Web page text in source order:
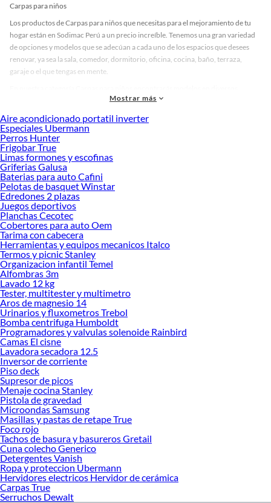
Carpas para niños
Los productos de Carpas para niños que necesitas para el mejoramiento de tu
hogar están en Sodimac Perú a un precio increíble. Tenemos una gran variedad
de opciones y modelos que se adecúan a cada uno de los espacios que desees
renovar, ya sea la sala, comedor, dormitorio, oficina, cocina, baño, terraza,
garaje o el que tengas en mente.
materiales, medidas, colores y demás características específicas de tu
necesario para cada uno de tus proyectos en las mejores marcas de calidad y con
garantía.
Precios de Carpas para niños en Sodimac Perú
Si buscar ahorrar, estás en la tienda correcta porque en Sodimac tenemos
nuestra política de precios bajos garantizados en Carpas para niños, así que no
dudes más y compra online este producto con sus complementos para que
termines tu proyecto al 100% a un costo económico. Además, elige entre las
opciones de delivery o recojo en tienda.
Las mejores marcas de Carpas para niños
Sabemos que la calidad, confianza y seguridad son factores importantes al
momento de decidir qué modelo comprar, por ello contamos con una amplia
oferta de marcas prestigiosas y reconocidas en Carpas para niños. De esta
manera, inviertes en durabilidad, rendimiento, excelencia y satisfacción
garantizada.
Mostrar más
Aire acondicionado portatil inverter
Especiales Ubermann
Perros Hunter
Frigobar True
Limas formones y escofinas
Griferias Galusa
Baterias para auto Cafini
Pelotas de basquet Winstar
Edredones 2 plazas
Juegos deportivos
Planchas Cecotec
Cobertores para auto Oem
Tarima con cabecera
Herramientas y equipos mecanicos Italco
Termos y picnic Stanley
Organizacion infantil Temel
Alfombras 3m
Lavado 12 kg
Tester, multitester y multimetro
Aros de magnesio 14
Urinarios y fluxometros Trebol
Bomba centrifuga Humboldt
Programadores y valvulas solenoide Rainbird
Camas El cisne
Lavadora secadora 12.5
Inversor de corriente
Piso deck
Supresor de picos
Menaje cocina Stanley
Pistola de gravedad
Microondas Samsung
Masillas y pastas de retape True
Foco rojo
Tachos de basura y basureros Gretail
Cuna colecho Generico
Detergentes Vanish
Ropa y proteccion Ubermann
Hervidores electricos Hervidor de cerámica
Carpas True
Serruchos Dewalt